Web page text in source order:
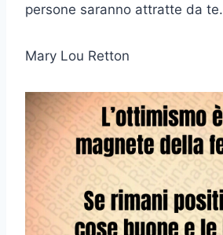
persone saranno attratte da te.
Mary Lou Retton